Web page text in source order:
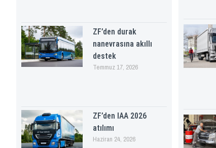
ZF’den durak
nanevrasına akıllı
destek
Temmuz 17, 2026
ZF’den IAA 2026
atılımı
Haziran 24, 2026